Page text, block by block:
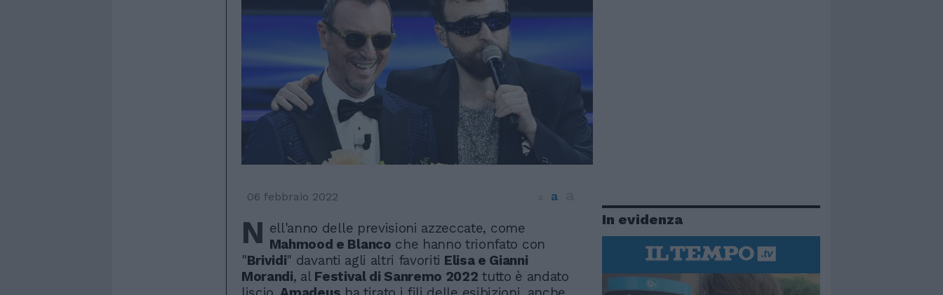
06 febbraio 2022 a
N ell'anno delle previsioni azzeccate, come
Mahmood e Blanco che hanno trionfato con
"Brividi" davanti agli altri favoriti Elisa e Gianni
Morandi, al Festival di Sanremo 2022 tutto è andato
In evidenza